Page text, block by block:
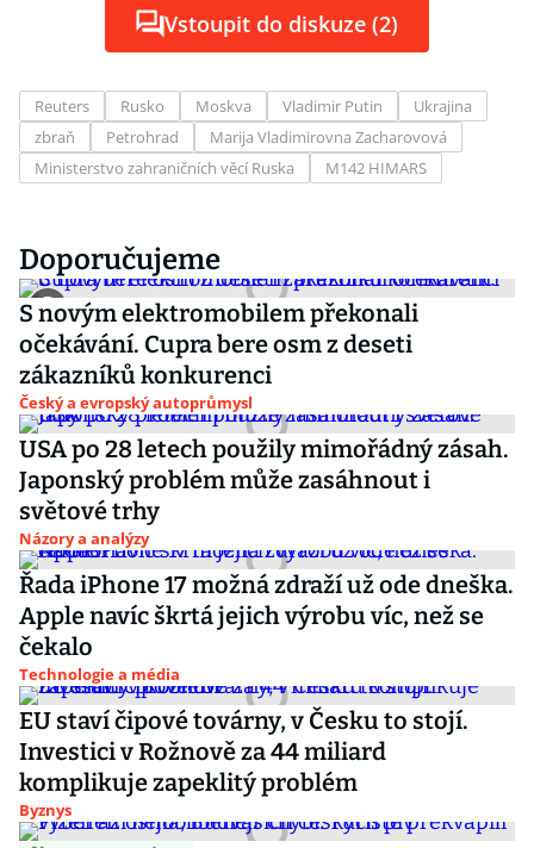
Vstoupit do diskuze (2)
Reuters Rusko Moskva Vladimir Putin
Ukrajina
zbraň
Petrohrad
Marija Vladimirovna Zacharovová
Ministerstvo zahraničních věcí Ruska
M142 HIMARS
Doporučujeme
S novým elektromobilem překonali
očekávání. Cupra bere osm z deseti
zákazníků konkurenci
Český a evropský autoprůmysl
USA po 28 letech použily mimořádný zásah.
Japonský problém může zasáhnout i
světové trhy
Názory a analýzy
Řada iPhone 17 možná zdraží už ode dneška.
Apple navíc škrtá jejich výrobu víc, než se
čekalo
Technologie a média
EU staví čipové továrny, v Česku to stojí.
Investici v Rožnově za 44 miliard
komplikuje zapeklitý problém
Byznys